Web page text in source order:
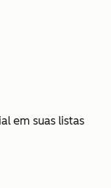
em suas listas